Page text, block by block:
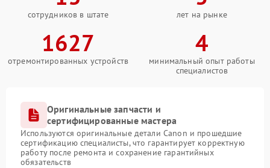
сотрудников в штате лет на рынке
1627
отремонтированных устройств
4
минимальный опыт работы
специалистов
Оригинальные запчасти и
сертифицированные мастера
Используются оригинальные детали Canon и прошедшие
сертификацию специалисты, что гарантирует корректную
работу после ремонта и сохранение гарантийных
обязательств